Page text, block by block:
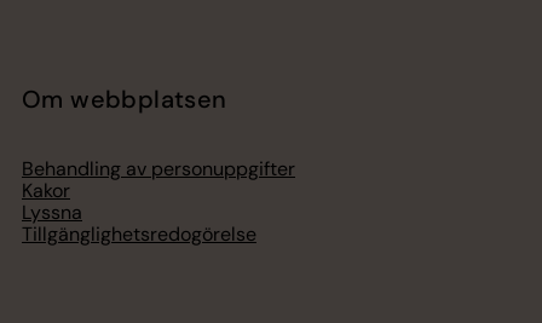
Om webbplatsen
Behandling av personuppgifter
Kakor
Lyssna
Tillgänglighetsredogörelse